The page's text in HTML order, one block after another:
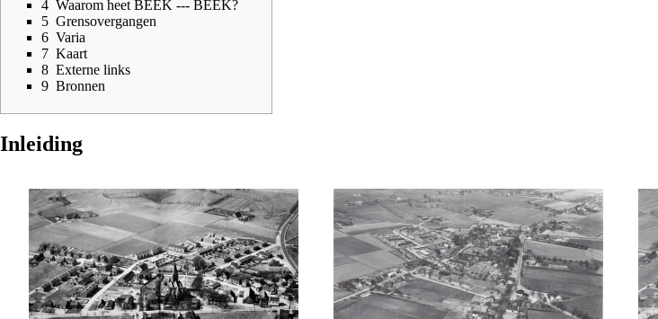
4 Waarom heet BEEK --- BEEK?
5 Grensovergangen
6 Varia
7 Kaart
8 Externe links
9 Bronnen
Inleiding